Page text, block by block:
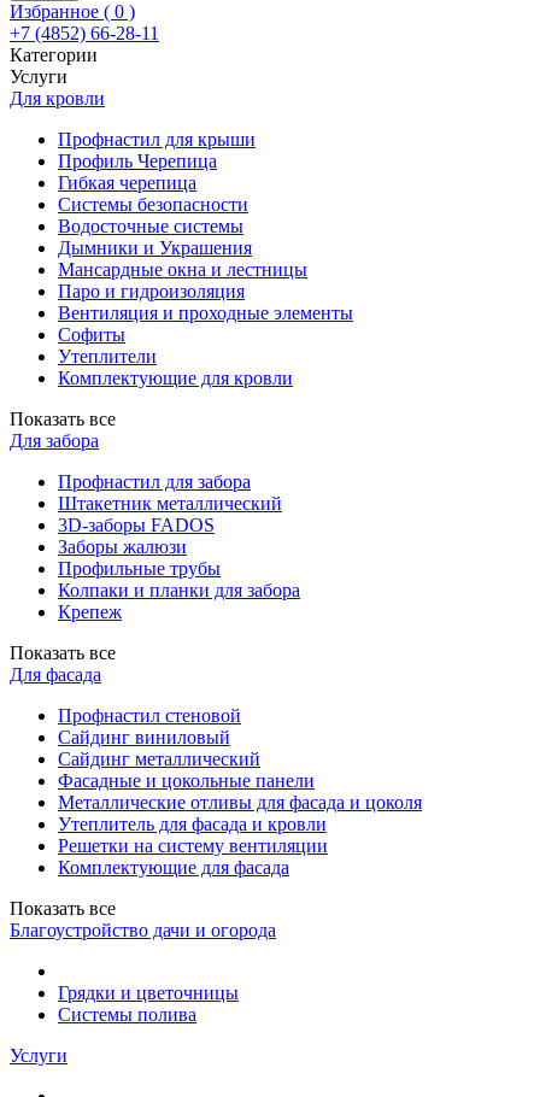
Избранное ( 0 )
+7 (4852) 66-28-11
Категории
Услуги
Для кровли
Профнастил для крыши
Профиль Черепица
Гибкая черепица
Системы безопасности
Водосточные системы
Дымники и Украшения
Мансардные окна и лестницы
Паро и гидроизоляция
Вентиляция и проходные элементы
Софиты
Утеплители
Комплектующие для кровли
Показать все
Для забора
Профнастил для забора
Штакетник металлический
3D-заборы FADOS
Заборы жалюзи
Профильные трубы
Колпаки и планки для забора
Крепеж
Показать все
Для фасада
Профнастил стеновой
Сайдинг виниловый
Сайдинг металлический
Фасадные и цокольные панели
Металлические отливы для фасада и цоколя
Утеплитель для фасада и кровли
Решетки на систему вентиляции
Комплектующие для фасада
Показать все
Благоустройство дачи и огорода
Грядки и цветочницы
Системы полива
Услуги